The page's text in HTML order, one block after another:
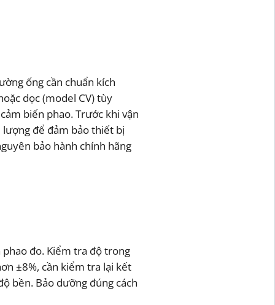
ống cần chuẩn kích
dọc (model CV) tùy
biến phao. Trước khi vận
để đảm bảo thiết bị
bảo hành chính hãng
đo. Kiểm tra độ trong
±8%, cần kiểm tra lại kết
bền. Bảo dưỡng đúng cách